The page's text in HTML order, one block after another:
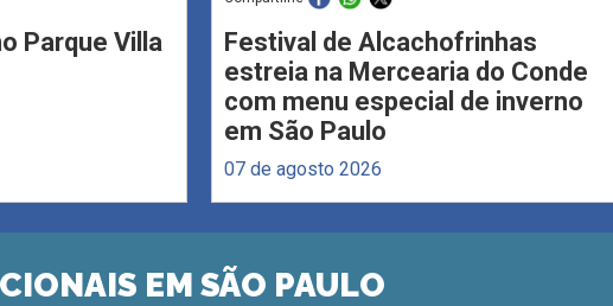
Parque Villa
Festival de Alcachofrinhas
estreia na Mercearia do Conde
com menu especial de inverno
em São Paulo
07 de agosto 2026
EM SÃO PAULO